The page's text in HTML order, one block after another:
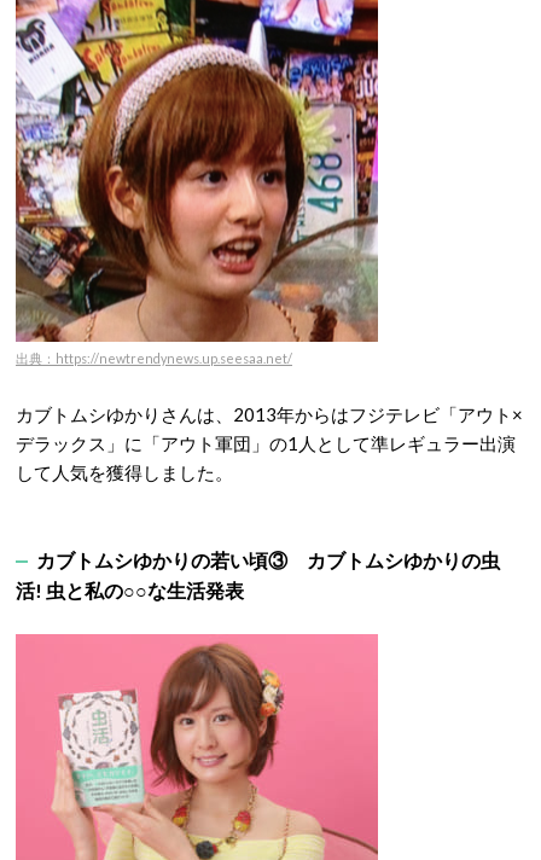
出典：https://newtrendynews.up.seesaa.net/
カブトムシゆかりさんは、2013年からはフジテレビ「アウト×
デラックス」に「アウト軍団」の1人として準レギュラー出演
して人気を獲得しました。
カブトムシゆかりの若い頃③ カブトムシゆかりの虫
活! 虫と私の○○な生活発表